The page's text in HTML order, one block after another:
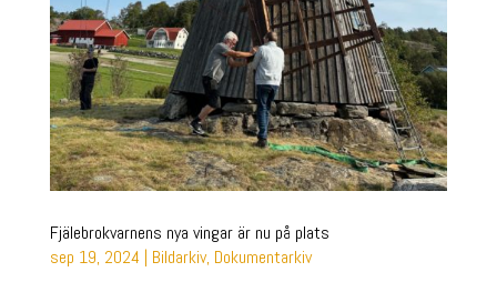
Fjälebrokvarnens nya vingar är nu på plats
sep 19, 2024 | Bildarkiv, Dokumentarkiv